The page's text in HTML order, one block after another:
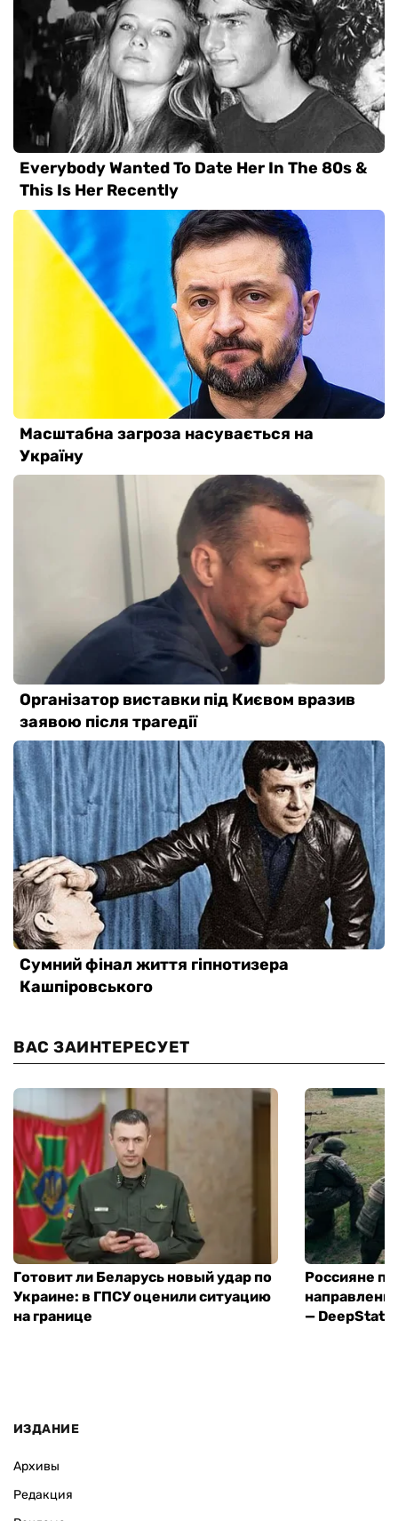
ВАС ЗАИНТЕРЕСУЕТ
Готовит ли Беларусь новый удар по
Украине: в ГПСУ оценили ситуацию
на границе
Россияне
— DeepState
ИЗДАНИЕ
Архивы
Редакция